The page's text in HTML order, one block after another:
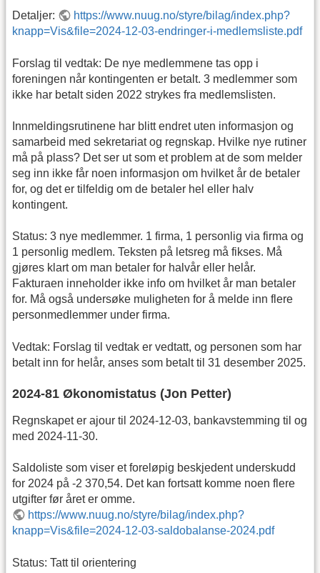
Detaljer:
https://www.nuug.no/styre/bilag/index.php?
knapp=Vis&file=2024-12-03-endringer-i-medlemsliste.pdf
Forslag til vedtak: De nye medlemmene tas opp i
foreningen når kontingenten er betalt. 3 medlemmer som
ikke har betalt siden 2022 strykes fra medlemslisten.
Innmeldingsrutinene har blitt endret uten informasjon og
samarbeid med sekretariat og regnskap. Hvilke nye rutiner
må på plass? Det ser ut som et problem at de som melder
seg inn ikke får noen informasjon om hvilket år de betaler
for, og det er tilfeldig om de betaler hel eller halv
kontingent.
Status: 3 nye medlemmer. 1 firma, 1 personlig via firma og
1 personlig medlem. Teksten på letsreg må fikses. Må
gjøres klart om man betaler for halvår eller helår.
Fakturaen inneholder ikke info om hvilket år man betaler
for. Må også undersøke muligheten for å melde inn flere
personmedlemmer under firma.
Vedtak: Forslag til vedtak er vedtatt, og personen som har
betalt inn for helår, anses som betalt til 31 desember 2025.
2024-81 Økonomistatus (Jon Petter)
Regnskapet er ajour til 2024-12-03, bankavstemming til og
med 2024-11-30.
Saldoliste som viser et foreløpig beskjedent underskudd
for 2024 på -2 370,54. Det kan fortsatt komme noen flere
utgifter før året er omme.
https://www.nuug.no/styre/bilag/index.php?
knapp=Vis&file=2024-12-03-saldobalanse-2024.pdf
Status: Tatt til orientering